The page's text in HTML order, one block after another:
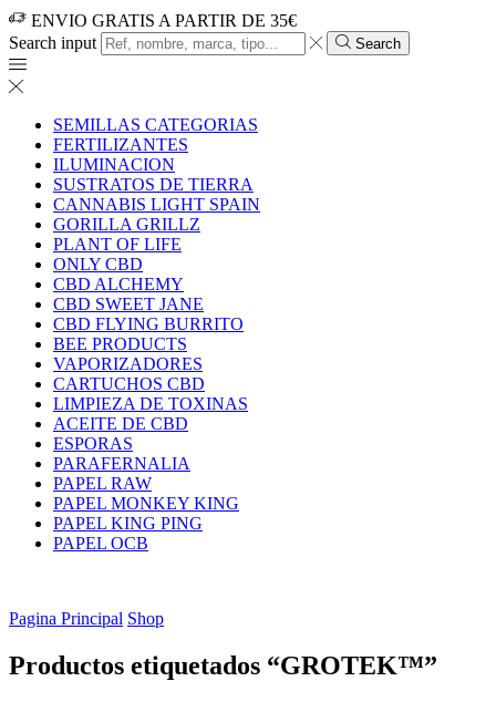
ENVIO GRATIS A PARTIR DE 35€
Search input
Search
SEMILLAS CATEGORIAS
FERTILIZANTES
ILUMINACION
SUSTRATOS DE TIERRA
CANNABIS LIGHT SPAIN
GORILLA GRILLZ
PLANT OF LIFE
ONLY CBD
CBD ALCHEMY
CBD SWEET JANE
CBD FLYING BURRITO
BEE PRODUCTS
VAPORIZADORES
CARTUCHOS CBD
LIMPIEZA DE TOXINAS
ACEITE DE CBD
ESPORAS
PARAFERNALIA
PAPEL RAW
PAPEL MONKEY KING
PAPEL KING PING
PAPEL OCB
Pagina Principal Shop
Productos etiquetados “GROTEK™”